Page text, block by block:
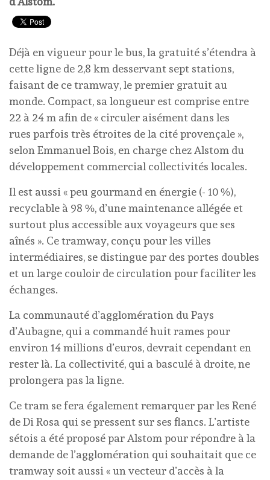
Déjà en vigueur pour le bus, la gratuité s’étendra à
cette ligne de 2,8 km desservant sept stations,
faisant de ce tramway, le premier gratuit au
monde. Compact, sa longueur est comprise entre
22 à 24 m afin de « circuler aisément dans les
rues parfois très étroites de la cité provençale »,
selon Emmanuel Bois, en charge chez Alstom du
développement commercial collectivités locales.
Il est aussi « peu gourmand en énergie (- 10 %),
recyclable à 98 %, d’une maintenance allégée et
surtout plus accessible aux voyageurs que ses
aînés ». Ce tramway, conçu pour les villes
intermédiaires, se distingue par des portes doubles
et un large couloir de circulation pour faciliter les
échanges.
La communauté d’agglomération du Pays
d’Aubagne, qui a commandé huit rames pour
environ 14 millions d’euros, devrait cependant en
rester là. La collectivité, qui a basculé à droite, ne
prolongera pas la ligne.
Ce tram se fera également remarquer par les René
de Di Rosa qui se pressent sur ses flancs. L’artiste
sétois a été proposé par Alstom pour répondre à la
demande de l’agglomération qui souhaitait que ce
tramway soit aussi « un vecteur d’accès à la